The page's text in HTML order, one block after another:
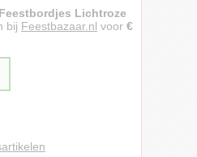
Feestbordjes Lichtroze
bij Feestbazaar.nl voor €